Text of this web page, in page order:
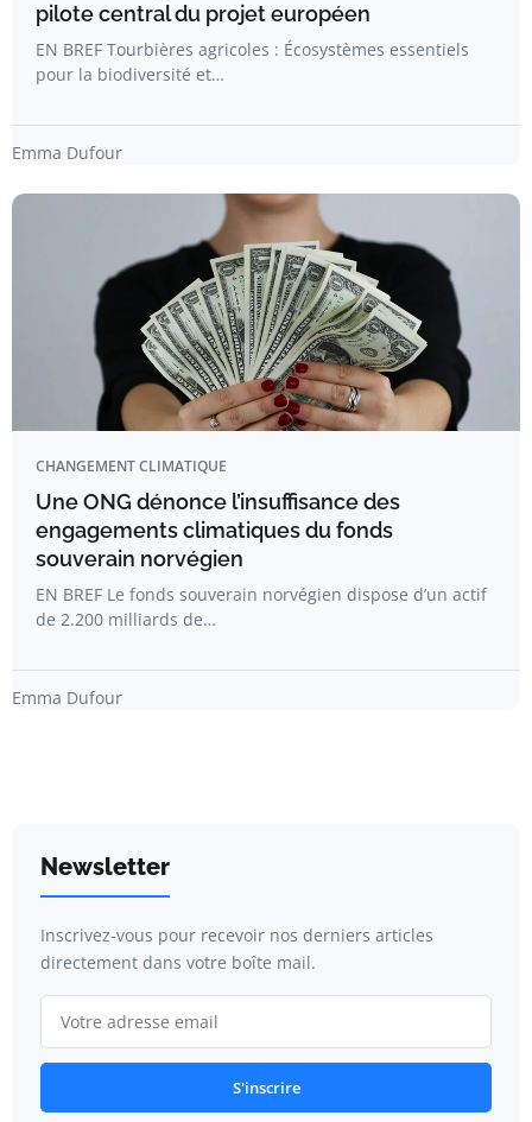
pilote central du projet européen
EN BREF Tourbières agricoles : Écosystèmes essentiels
pour la biodiversité et…
Emma Dufour
CHANGEMENT CLIMATIQUE
Une ONG dénonce l’insuffisance des
engagements climatiques du fonds
souverain norvégien
EN BREF Le fonds souverain norvégien dispose d’un actif
de 2.200 milliards de…
Emma Dufour
Newsletter
Inscrivez-vous pour recevoir nos derniers articles
directement dans votre boîte mail.
S'inscrire